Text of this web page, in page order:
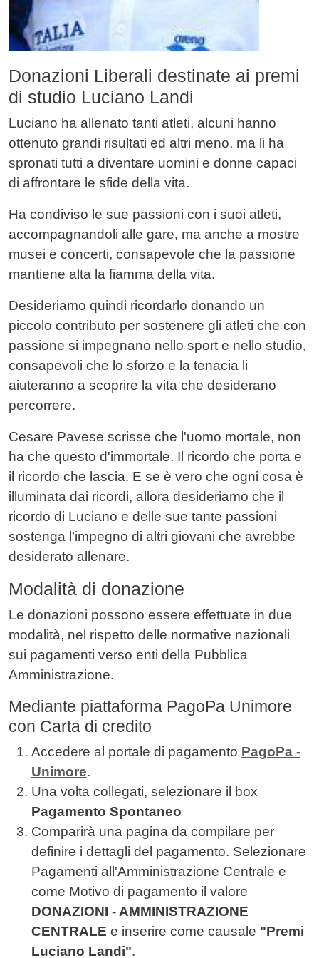
Donazioni Liberali destinate ai premi
di studio Luciano Landi
Luciano ha allenato tanti atleti, alcuni hanno
ottenuto grandi risultati ed altri meno, ma li ha
spronati tutti a diventare uomini e donne capaci
di affrontare le sfide della vita.
Ha condiviso le sue passioni con i suoi atleti,
accompagnandoli alle gare, ma anche a mostre
musei e concerti, consapevole che la passione
mantiene alta la fiamma della vita.
Desideriamo quindi ricordarlo donando un
piccolo contributo per sostenere gli atleti che con
passione si impegnano nello sport e nello studio,
consapevoli che lo sforzo e la tenacia li
aiuteranno a scoprire la vita che desiderano
percorrere.
Cesare Pavese scrisse che l'uomo mortale, non
ha che questo d'immortale. Il ricordo che porta e
il ricordo che lascia. E se è vero che ogni cosa è
illuminata dai ricordi, allora desideriamo che il
ricordo di Luciano e delle sue tante passioni
sostenga l’impegno di altri giovani che avrebbe
desiderato allenare.
Modalità di donazione
Le donazioni possono essere effettuate in due
modalità, nel rispetto delle normative nazionali
sui pagamenti verso enti della Pubblica
Amministrazione.
Mediante piattaforma PagoPa Unimore
con Carta di credito
Accedere al portale di pagamento PagoPa -
Unimore.
Una volta collegati, selezionare il box
Pagamento Spontaneo
Comparirà una pagina da compilare per
definire i dettagli del pagamento. Selezionare
Pagamenti all'Amministrazione Centrale e
come Motivo di pagamento il valore
DONAZIONI - AMMINISTRAZIONE
CENTRALE e inserire come causale "Premi
Luciano Landi".